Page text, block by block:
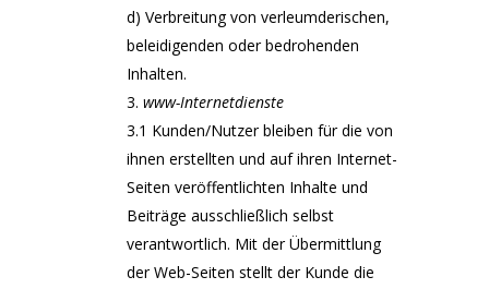
d) Verbreitung von verleumderischen,
beleidigenden oder bedrohenden
Inhalten.
www-Internetdienste
3.1 Kunden/Nutzer bleiben für die von
ihnen erstellten und auf ihren Internet-
Seiten veröffentlichten Inhalte und
Beiträge ausschließlich selbst
verantwortlich. Mit der Übermittlung
der Web-Seiten stellt der Kunde die